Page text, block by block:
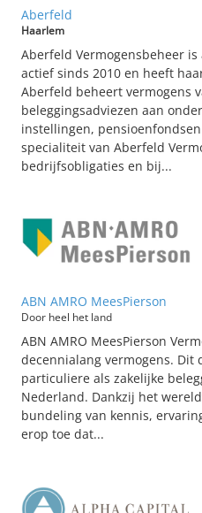
Aberfeld
Haarlem
Aberfeld Vermogensbeheer
actief sinds 2010 en heeft
Aberfeld beheert vermogens
beleggingsadviezen aan
instellingen,
specialiteit van Aberfeld
bedrijfsobligaties en bij...
ABN AMRO MeesPierson
Door heel het land
ABN AMRO MeesPierson
decennialang vermogens. Dit
particuliere als zakelijke
Nederland. Dankzij het
bundeling van kennis,
erop toe dat...